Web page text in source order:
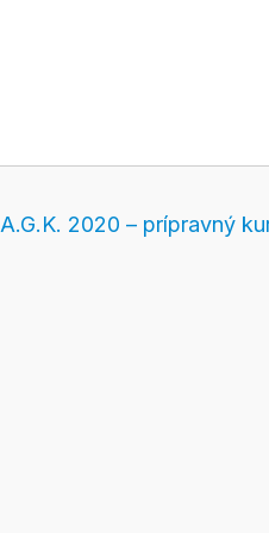
A.G.K. 2020 – prípravný